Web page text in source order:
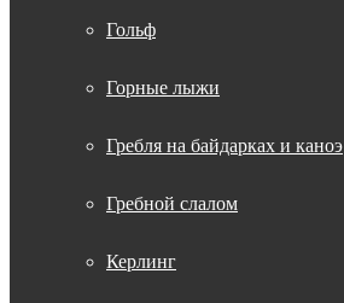
Гольф
Горные лыжи
Гребля на байдарках и каноэ
Гребной слалом
Керлинг